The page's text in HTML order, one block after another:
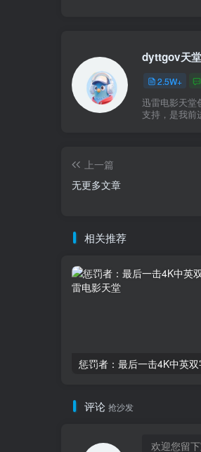
dyttgov天
2.5W+
迅雷电影天堂
支持，是我前
上一篇
无更多文章
相关推荐
惩罚者：最后一击4K中英
评论 抢沙发